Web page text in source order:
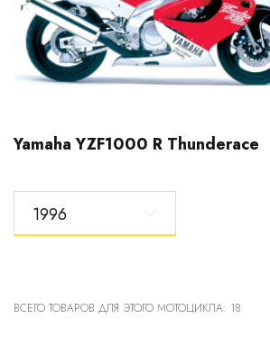
Yamaha YZF1000 R Thunderace
1996
ВСЕГО ТОВАРОВ ДЛЯ ЭТОГО МОТОЦИКЛА: 18